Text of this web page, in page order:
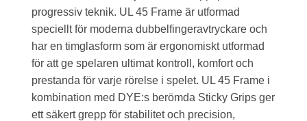
progressiv teknik. UL 45 Frame är utformad
speciellt för moderna dubbelfingeravtryckare och
har en timglasform som är ergonomiskt utformad
för att ge spelaren ultimat kontroll, komfort och
prestanda för varje rörelse i spelet. UL 45 Frame i
kombination med DYE:s berömda Sticky Grips ger
ett säkert grepp för stabilitet och precision,